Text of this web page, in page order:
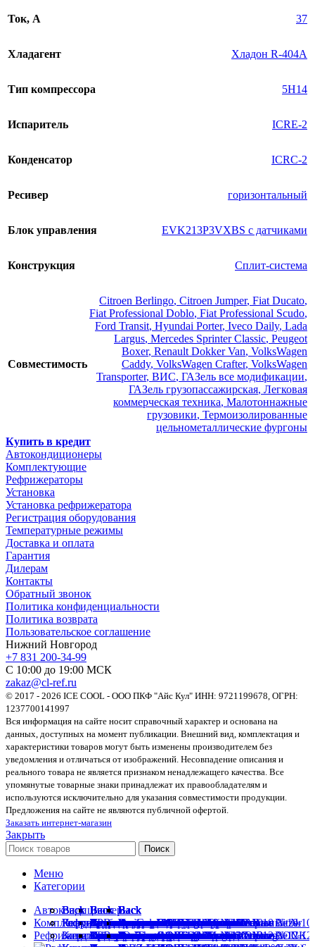
Ток, А 37
Хладагент Хладон R-404A
Тип компрессора 5H14
Испаритель ICRE-2
Конденсатор ICRC-2
Ресивер горизонтальный
Блок управления EVK213P3VXBS с датчиками
Конструкция Сплит-система
Совместимость
Citroen Berlingo, Citroen Jumper, Fiat Ducato,
Fiat Professional Doblo, Fiat Professional Scudo,
Ford Transit, Hyundai Porter, Iveco Daily, Lada
Largus, Mercedes Sprinter Classic, Peugeot
Boxer, Renault Dokker Van, VolksWagen
Caddy, VolksWagen Crafter, VolksWagen
Transporter, ВИС, ГАЗель все модификации,
ГАЗель грузопассажирская, Легковая
коммерческая техника, Малотоннажные
грузовики, Термоизолированные
цельнометаллические фургоны
Купить в кредит
Автокондиционеры
Комплектующие
Рефрижераторы
Установка
Установка рефрижератора
Регистрация оборудования
Температурные режимы
Доставка и оплата
Гарантия
Дилерам
Контакты
Обратный звонок
Политика конфиденциальности
Политика возврата
Пользовательское соглашение
Нижний Новгород
+7 831 200-34-99
С 10:00 до 19:00 МСК
zakaz@cl-ref.ru
© 2017 - 2026 ICE COOL - ООО ПКФ "Айс Кул" ИНН: 9721199678, ОГРН:
1237700141997
Вся информация на сайте носит справочный характер и основана на
данных, доступных на момент публикации. Внешний вид, комплектация и
характеристики товаров могут быть изменены производителем без
уведомления и отличаться от изображений. Несовпадение описания и
реального товара не является признаком ненадлежащего качества. Все
упомянутые товарные знаки принадлежат их правообладателям и
используются исключительно для указания совместимости продукции.
Предложения на сайте не являются публичной офертой.
Заказать интернет-магазин
Закрыть
Поиск
Меню
Категории
Автокондиционеры
Back
Кондиционеры для автобусов
Back
Кондиционеры для автобусов ПАЗ
Кондиционеры для грузовиков
Комплектующие
Back
Гофротрубы
Запасные части к рефрижераторам
Back
Запчасти Carrier
Запчасти Thermo King
Back
Кронштейны BAW
Кронштейны Citroen
Back
Вентиляторы Осевые
Back
Вентиляторы 10″
Вентиляторы 11″
Вентиляторы Радиальные
Back
Встраиваемые Испарители
Подвесные испарители «холод-тепло»
Back
Запасные части к компрессорам
Back
Запасные части к компрессорам Bitzer
Запасные части к компрессорам BOCK
Компрессоры Аналоги Denso
Back
ТРВ для легковых автомобилей
ТРВ универсальные
Back
Датчики давления универсальные
Смотровое стекло
Back
Вварочные фитинги
Back
Вварочные фитинги №10
Вварочные фитинги №12
Гайки O-Ring
Back
Переходники Без стаканов
Переходники с O-Ring на O-Ring
Back
Без заправочного порта
Со стаканами
Back
Без стаканов
Тройники со стаканами
Back
Фитинги Air-o-Crimp №10
Фитинги Air-o-Crimp №6
Back
Фитинги O-Ring Алюминиевые №10
Фитинги O-Ring Алюминиевые №12
Back
Фитинги O-Ring Стальные №10
Фитинги O-Ring Стальные №12
Back
Фитинги ORFS №10
Фитинги ORFS №6
Back
Фитинги аналоги Carrier Стальные №10
Фитинги аналоги Carrier Стальные №12
Back
Фитинги аналоги Manuli №10
Фитинги аналоги Manuli №12
Back
Фитинги со стаканом №10
Фитинги со стаканом №12
Рефрижераторы
Back
Рефрижераторы на ГАЗель